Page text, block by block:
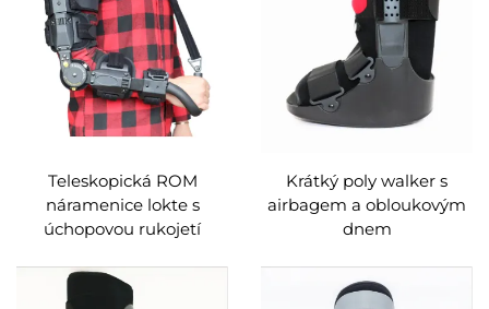
Teleskopická ROM
náramenice lokte s
úchopovou rukojetí
Krátký poly walker s
airbagem a obloukovým
dnem